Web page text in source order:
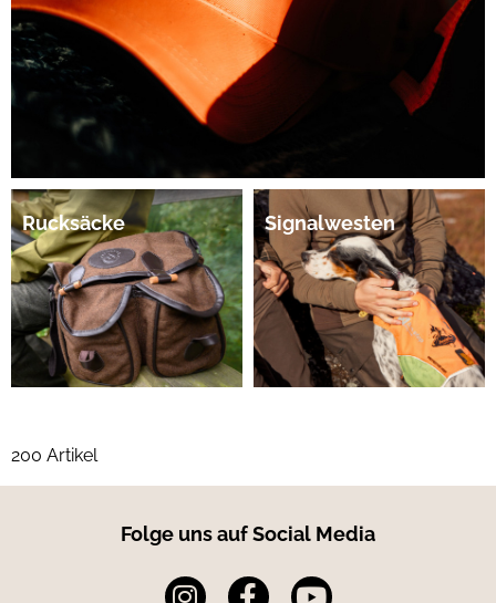
Rucksäcke Signalwesten
200 Artikel
Folge uns auf Social Media